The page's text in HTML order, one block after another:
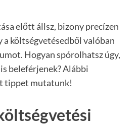
előtt állsz, bizony precízen
a költségvetésedből valóban
Hogyan spórolhatsz úgy,
beleférjenek? Alábbi
tippet mutatunk!